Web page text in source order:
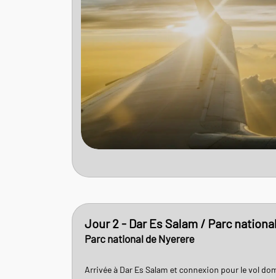
Jour 2 - Dar Es Salam / Parc
Parc national de Nyerere
Arrivée à Dar Es Salam et connexion pour le vol